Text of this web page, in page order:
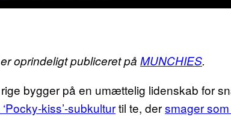
oprindeligt publiceret på MUNCHIES.
bygger på en umættelig lidenskab for
kiss’-subkulturtil te, dersmager